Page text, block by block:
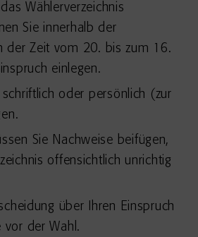
Wählerverzeichnis
Sie innerhalb der
der Zeit vom 20. bis zum 16.
einlegen.
schriftlich oder persönlich (zur
Sie Nachweise beifügen,
offensichtlich unrichtig
über Ihren Einspruch
vor der Wahl.